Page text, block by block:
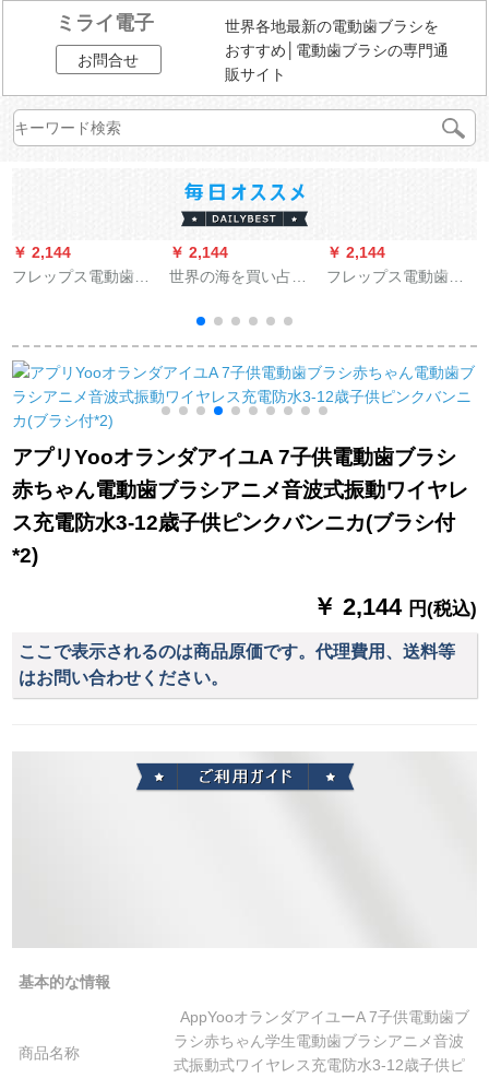
ミライ電子
お問合せ
世界各地最新の電動歯ブラシを
おすすめ│電動歯ブラシの専門通
販サイト
￥ 2,144
フレップス電動歯ブ
波式電動歯ブラシの
自動歯ブラシの3つの
パターンです。
￥ 2,144
世界の海を買い占め
￥ 2,144
フレップス電動歯ブ
電式音波振動歯ブラ
シ
アプリYooオランダアイユA 7子供電動歯ブラシ
赤ちゃん電動歯ブラシアニメ音波式振動ワイヤレ
ス充電防水3-12歳子供ピンクバンニカ(ブラシ付
*2)
￥ 2,144 円(税込)
ここで表示されるのは商品原価です。代理費用、送料等
はお問い合わせください。
基本的な情報
商品名称
AppYooオランダアイユーA 7子供電動歯ブ
ラシ赤ちゃん学生電動歯ブラシアニメ音波
式振動式ワイヤレス充電防水3-12歳子供ピ